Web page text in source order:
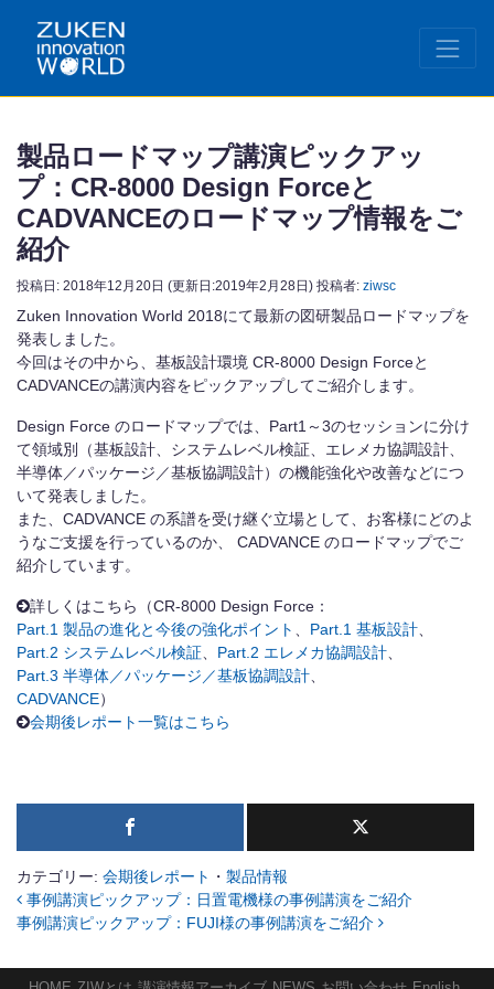
製品ロードマップ講演ピックアッ
プ：CR-8000 Design Forceと
CADVANCEのロードマップ情報をご
紹介
投稿日: 2018年12月20日 (更新日:2019年2月28日) 投稿者: ziwsc
Zuken Innovation World 2018にて最新の図研製品ロードマップを
発表しました。
今回はその中から、基板設計環境 CR-8000 Design Forceと
CADVANCEの講演内容をピックアップしてご紹介します。
Design Force のロードマップでは、Part1～3のセッションに分け
て領域別（基板設計、システムレベル検証、エレメカ協調設計、
半導体／パッケージ／基板協調設計）の機能強化や改善などにつ
いて発表しました。
また、CADVANCE の系譜を受け継ぐ立場として、お客様にどのよ
うなご支援を行っているのか、 CADVANCE のロードマップでご
紹介しています。
詳しくはこちら（CR-8000 Design Force：
Part.1 製品の進化と今後の強化ポイント
Part.1 基板設計
Part.2 システムレベル検証
Part.2 エレメカ協調設計
Part.3 半導体／パッケージ／基板協調設計
CADVANCE）
会期後レポート一覧はこちら
カテゴリー: 会期後レポート ・ 製品情報
投稿ナビゲーション
事例講演ピックアップ：日置電機様の事例講演をご紹介
事例講演ピックアップ：FUJI様の事例講演をご紹介